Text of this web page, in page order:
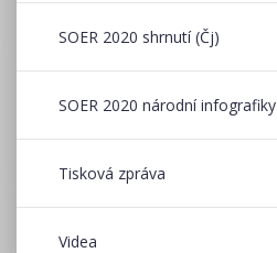
SOER 2020 shrnutí (Čj)
SOER 2020 národní infografiky
Tisková zpráva
Videa